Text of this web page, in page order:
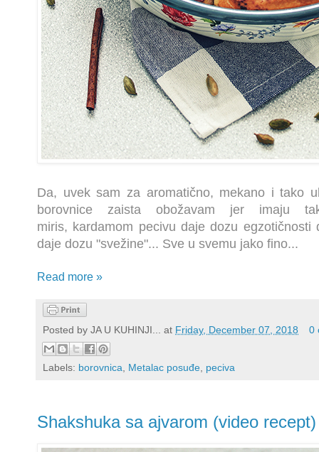
Da, uvek sam za aromatično, mekano i tako
borovnice zaista obožavam jer imaju
miris, kardamom pecivu daje dozu
daje dozu "svežine"... Sve u svemu jako fino...
Read more »
Posted by JA U KUHINJI... at Friday, December 07, 2018 0
Labels: borovnica Metalac posuđe peciva
Shakshuka sa ajvarom (video recept)